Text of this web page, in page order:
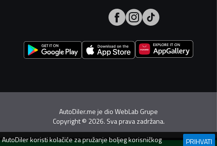
AutoDiler.me je dioWebLab Grupe
Copyright© 2026. Sva prava zadržana.
AutoDilerkoristi kolačiće za pružanje boljeg korisničkog
PRIHVATI